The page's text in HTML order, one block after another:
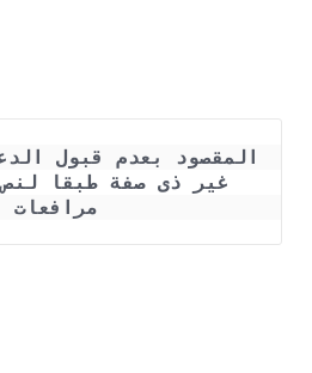
مرافعات